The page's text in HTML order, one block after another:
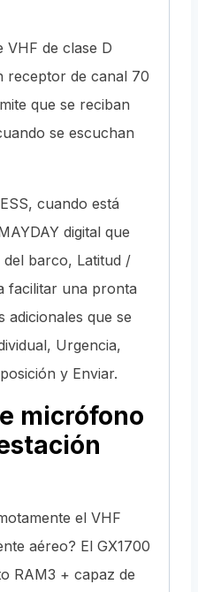
VHF de clase D
receptor de canal 70
que se reciban
se escuchan
cuando está
digital que
barco, Latitud /
facilitar una pronta
adicionales que se
Urgencia,
y Enviar.
micrófono
el VHF
aéreo? El GX1700
RAM3 + capaz de